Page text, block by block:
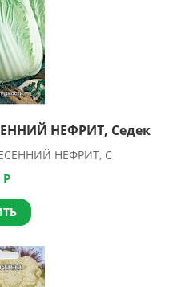
НЕФРИТ, Седек
НЕФРИТ, С
Р